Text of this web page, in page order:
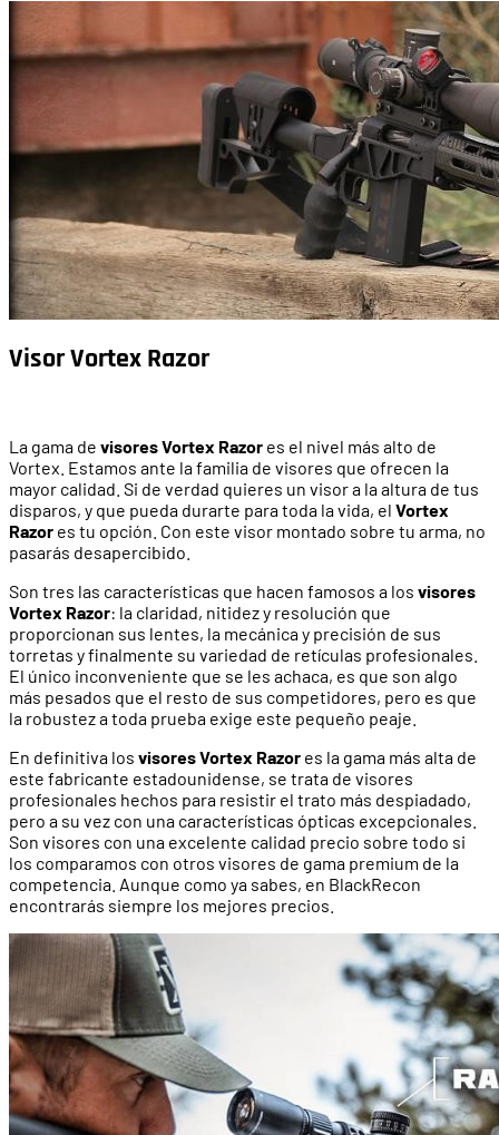
Visor Vortex Razor
La gama de visores Vortex Razor es el nivel más alto de
Vortex. Estamos ante la familia de visores que ofrecen la
mayor calidad. Si de verdad quieres un visor a la altura de tus
disparos, y que pueda durarte para toda la vida, el Vortex
Razor es tu opción. Con este visor montado sobre tu arma, no
pasarás desapercibido.
Son tres las características que hacen famosos a los visores
Vortex Razor: la claridad, nitidez y resolución que
proporcionan sus lentes, la mecánica y precisión de sus
torretas y finalmente su variedad de retículas profesionales.
El único inconveniente que se les achaca, es que son algo
más pesados que el resto de sus competidores, pero es que
la robustez a toda prueba exige este pequeño peaje.
En definitiva los visores Vortex Razor es la gama más alta de
este fabricante estadounidense, se trata de visores
profesionales hechos para resistir el trato más despiadado,
pero a su vez con una características ópticas excepcionales.
Son visores con una excelente calidad precio sobre todo si
los comparamos con otros visores de gama premium de la
competencia. Aunque como ya sabes, en BlackRecon
encontrarás siempre los mejores precios.